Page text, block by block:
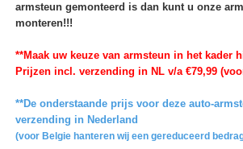
armsteun gemonteerd is dan kunt u onze
monteren!!!
**Maak uw keuze van armsteun in het kader
Prijzen incl. verzending in NL v/a €79,99
**De onderstaande prijs voor deze auto-
verzending in Nederland
(voor Belgie hanteren wij een gereduceerd